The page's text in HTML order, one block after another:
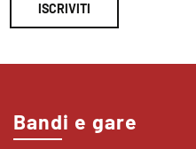
ISCRIVITI
Bandi e gare